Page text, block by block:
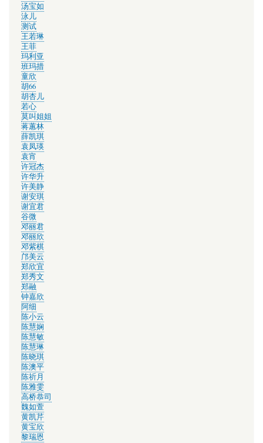
汤宝如
泳儿
测试
王若琳
王菲
玛利亚
班玛措
童欣
胡66
胡杏儿
若心
莫叫姐姐
蒋蕙林
薛凯琪
袁凤瑛
袁宵
许冠杰
许华升
许美静
谢安琪
谢宜君
谷微
邓丽君
邓丽欣
邓紫棋
邝美云
郑欣宜
郑秀文
郑融
钟嘉欣
阿细
陈小云
陈慧娴
陈慧敏
陈慧琳
陈晓琪
陈澳平
陈祈月
陈雅雯
高桥恭司
魏如萱
黄凯芹
黄宝欣
黎瑞恩